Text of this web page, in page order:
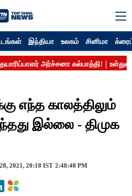
இந்தியா உலகம் சினிமா
எந்த காலத்திலும்
இல்லை - திமுக
2021, 20:18 IST 2:48:48 PM